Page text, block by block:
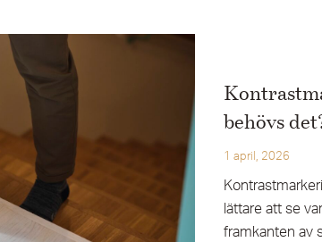
behövs
1 april, 2026
lättare att se
framkanten av